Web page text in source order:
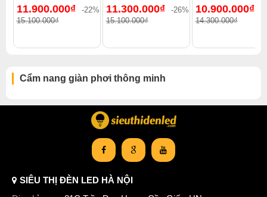
11.900.000₫
-22%
15.100.000₫
11.300.000₫
-26%
15.100.000₫
10.900.000₫
14.300.000₫
Cẩm nang giàn phơi thông minh
SIÊU THỊ ĐÈN LED HÀ NỘI